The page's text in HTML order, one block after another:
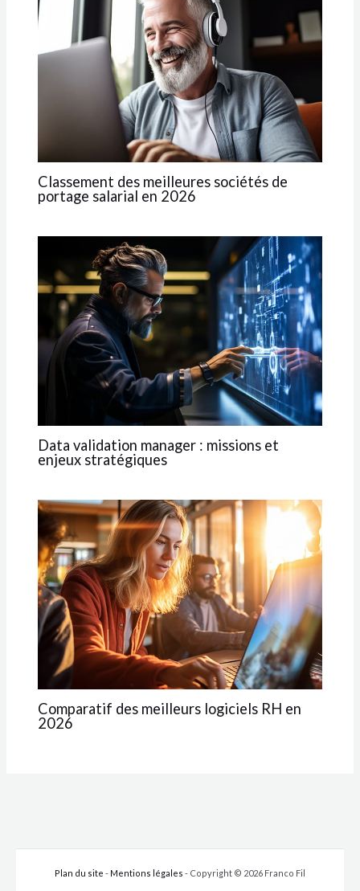
Classement des meilleures sociétés de
portage salarial en 2026
Data validation manager : missions et
enjeux stratégiques
Comparatif des meilleurs logiciels RH en
2026
Plan du site - Mentions légales - Copyright © 2026 Franco Fil